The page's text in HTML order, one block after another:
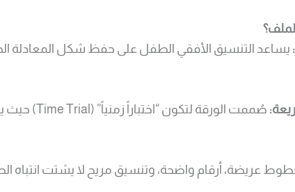
يساعد التنسيق الأفقي الطفل على حفظ شكل المعادلة
عريضة، أرقام واضحة، وتنسيق مريح لا يشتت انتباه